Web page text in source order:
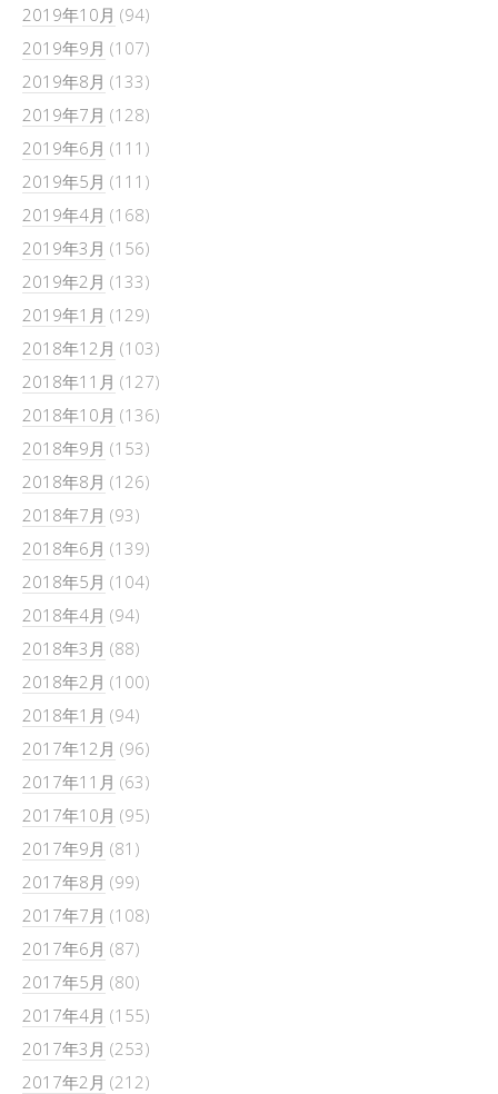
2019年10月 (94)
2019年9月 (107)
2019年8月 (133)
2019年7月 (128)
2019年6月 (111)
2019年5月 (111)
2019年4月 (168)
2019年3月 (156)
2019年2月 (133)
2019年1月 (129)
2018年12月 (103)
2018年11月 (127)
2018年10月 (136)
2018年9月 (153)
2018年8月 (126)
2018年7月 (93)
2018年6月 (139)
2018年5月 (104)
2018年4月 (94)
2018年3月 (88)
2018年2月 (100)
2018年1月 (94)
2017年12月 (96)
2017年11月 (63)
2017年10月 (95)
2017年9月 (81)
2017年8月 (99)
2017年7月 (108)
2017年6月 (87)
2017年5月 (80)
2017年4月 (155)
2017年3月 (253)
2017年2月 (212)